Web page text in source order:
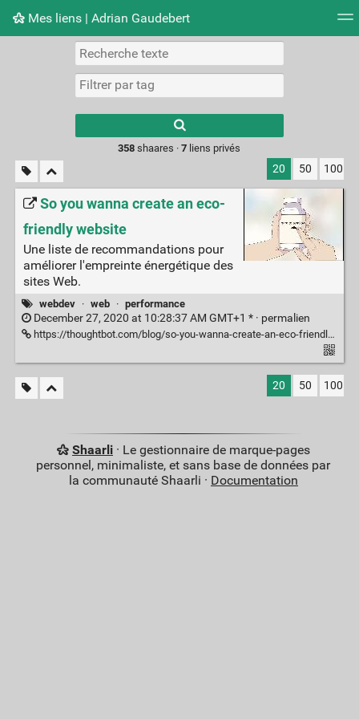
Mes liens | Adrian Gaudebert
Nuage de tags Mur d'images
results.
358 shaares ·7 liens privés
20 50 100
So you wanna create an eco-
friendly website
Une liste de recommandations pour
améliorer l'empreinte énergétique des
sites Web.
webdev · web · performance
December 27, 2020 at 10:28:37 AM GMT+1 * · permalien
https://thoughtbot.com/blog/so-you-wanna-create-an-eco-friendly-website
20 50 100
Shaarli· Le gestionnaire de marque-pages
personnel, minimaliste, et sans base de données par
la communauté Shaarli · Documentation